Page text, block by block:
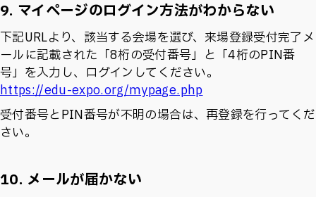
9. マイページのログイン方法がわからない
下記URLより、該当する会場を選び、来場登録受付完了メ
ールに記載された「8桁の受付番号」と「4桁のPIN番
号」を入力し、ログインしてください。
https://edu-expo.org/mypage.php
受付番号とPIN番号が不明の場合は、再登録を行ってくだ
さい。
10. メールが届かない